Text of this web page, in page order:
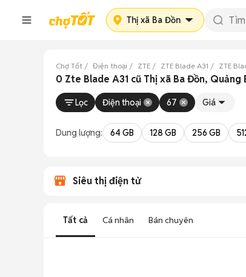
Thị xã Ba Đồn
Chợ Tốt Điện thoại ZTE ZTE Blade A31 ZTE
0 Zte Blade A31 cũ Thị xã Ba Đồn, Quảng
Lọc Điện thoại 67 Giá
Dung lượng: 64 GB 128 GB 256 GB
Siêu thị điện tử
Tất cả Cá nhân Bán chuyên